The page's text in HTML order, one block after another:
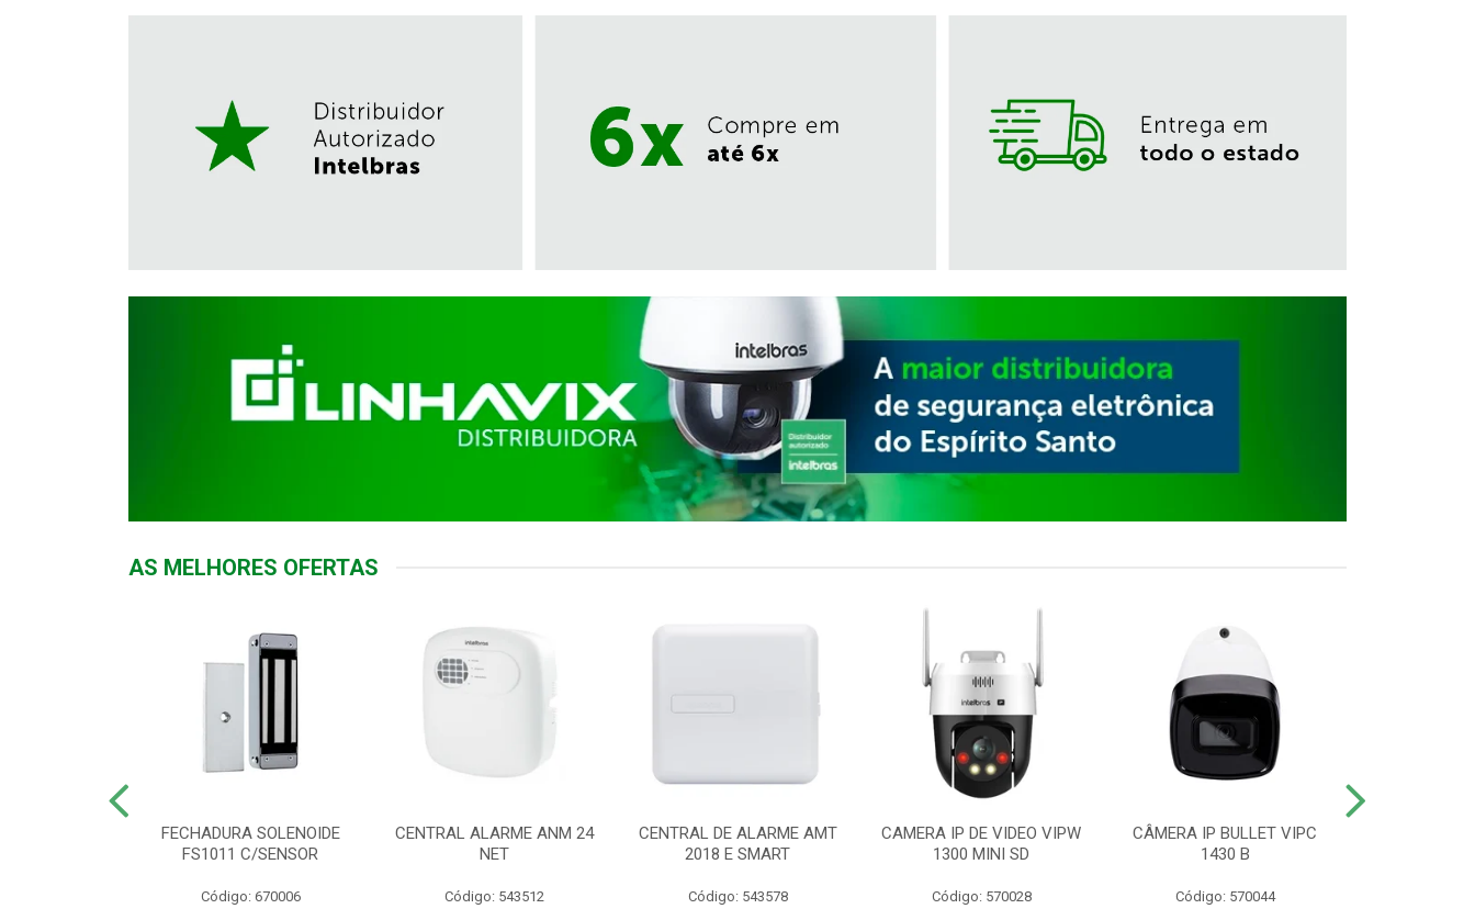
AS MELHORES OFERTAS
FECHADURA SOLENOIDE
FS1011 C/SENSOR
Código: 670006
CENTRAL ALARME ANM 24
NET
Código: 543512
CENTRAL DE ALARME AMT
2018 E SMART
Código: 543578
CAMERA IP DE VIDEO VIPW
1300 MINI SD
Código: 570028
CÂMERA IP BULLET VIPC
1430 B
Código: 570044